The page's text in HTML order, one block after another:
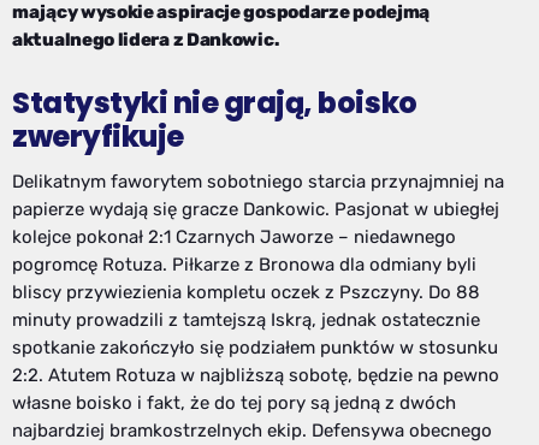
mający wysokie aspiracje gospodarze podejmą
aktualnego lidera z Dankowic.
Statystyki nie grają, boisko
zweryfikuje
Delikatnym faworytem sobotniego starcia przynajmniej na
papierze wydają się gracze Dankowic. Pasjonat w ubiegłej
kolejce pokonał 2:1 Czarnych Jaworze – niedawnego
pogromcę Rotuza. Piłkarze z Bronowa dla odmiany byli
bliscy przywiezienia kompletu oczek z Pszczyny. Do 88
minuty prowadzili z tamtejszą Iskrą, jednak ostatecznie
spotkanie zakończyło się podziałem punktów w stosunku
2:2. Atutem Rotuza w najbliższą sobotę, będzie na pewno
własne boisko i fakt, że do tej pory są jedną z dwóch
najbardziej bramkostrzelnych ekip. Defensywa obecnego